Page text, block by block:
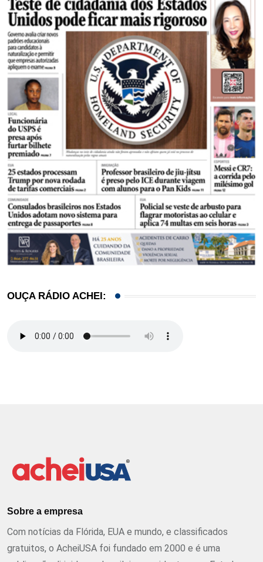
OUÇA RÁDIO ACHEI:
Sobre a empresa
Com notícias da Flórida, EUA e mundo, e classificados
gratuitos, o AcheiUSA foi fundado em 2000 e é uma